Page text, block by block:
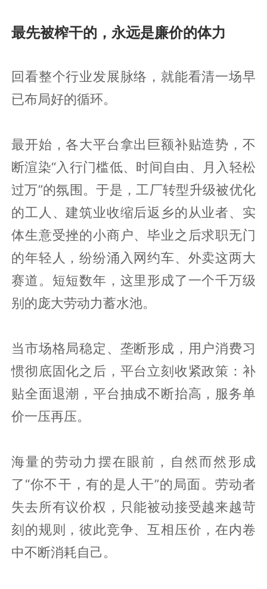
最先被榨干的，永远是廉价的体力
回看整个行业发展脉络，就能看清一场早
已布局好的循环。
最开始，各大平台拿出巨额补贴造势，不
断渲染“入行门槛低、时间自由、月入轻松
过万”的氛围。于是，工厂转型升级被优化
的工人、建筑业收缩后返乡的从业者、实
体生意受挫的小商户、毕业之后求职无门
的年轻人，纷纷涌入网约车、外卖这两大
赛道。短短数年，这里形成了一个千万级
别的庞大劳动力蓄水池。
当市场格局稳定、垄断形成，用户消费习
惯彻底固化之后，平台立刻收紧政策：补
贴全面退潮，平台抽成不断抬高，服务单
价一压再压。
海量的劳动力摆在眼前，自然而然形成
了“你不干，有的是人干”的局面。劳动者
失去所有议价权，只能被动接受越来越苛
刻的规则，彼此竞争、互相压价，在内卷
中不断消耗自己。